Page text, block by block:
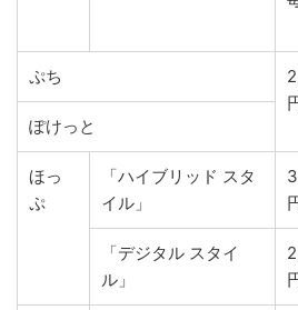
ぷち
ぽけっと
ほっ
ぷ
「ハイブリッド スタ
イル」
「デジタル スタイ
ル」